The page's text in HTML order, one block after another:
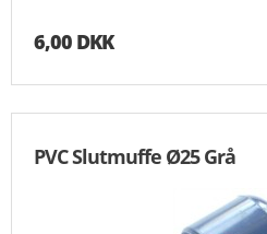
B2BLOGIN
LOG UD
6,00 DKK
PVC Slutmuffe Ø25 Grå